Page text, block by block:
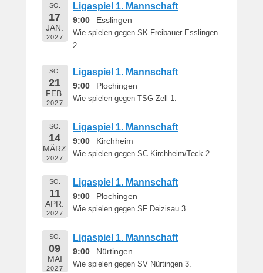
SO.
17
JAN.
2027
Ligaspiel 1. Mannschaft
9:00 Esslingen
Wie spielen gegen SK Freibauer Esslingen
2.
SO.
21
FEB.
2027
Ligaspiel 1. Mannschaft
9:00 Plochingen
Wie spielen gegen TSG Zell 1.
SO.
14
MÄRZ
2027
Ligaspiel 1. Mannschaft
9:00 Kirchheim
Wie spielen gegen SC Kirchheim/Teck 2.
SO.
11
APR.
2027
Ligaspiel 1. Mannschaft
9:00 Plochingen
Wie spielen gegen SF Deizisau 3.
SO.
09
MAI
2027
Ligaspiel 1. Mannschaft
9:00 Nürtingen
Wie spielen gegen SV Nürtingen 3.